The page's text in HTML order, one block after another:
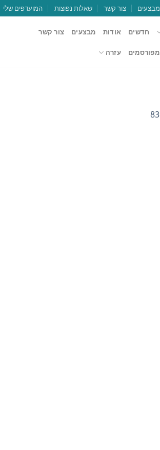
מבצעים צור קשר שאלות נפוצות המועדפים שלי
חדשים אודות מבצעים צור קשר
מפורסמים עזרה